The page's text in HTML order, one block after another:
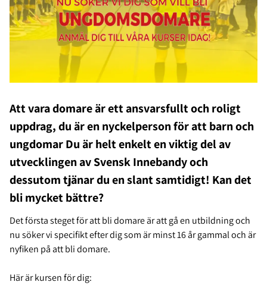
Att vara domare är ett ansvarsfullt och roligt
uppdrag, du är en nyckelperson för att barn och
ungdomar Du är helt enkelt en viktig del av
utvecklingen av Svensk Innebandy och
dessutom tjänar du en slant samtidigt! Kan det
bli mycket bättre?
Det första steget för att bli domare är att gå en utbildning och
nu söker vi specifikt efter dig som är minst 16 år gammal och är
nyfiken på att bli domare.
Här är kursen för dig: